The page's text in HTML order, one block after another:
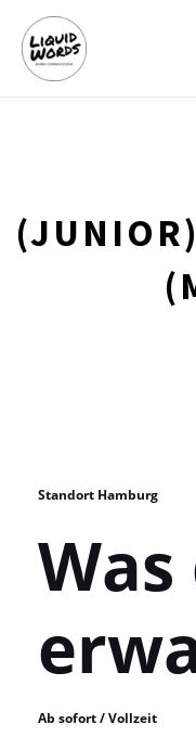
Standort Hamburg
Ab sofort / Vollzeit